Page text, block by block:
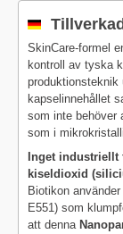
SkinCare-formel
kontroll av tyska
produktionsteknik
kapselinnehållet
som inte behöver
som i
Inget industriellt
kiseldioxid
Biotikon använder
E551) som
att denna